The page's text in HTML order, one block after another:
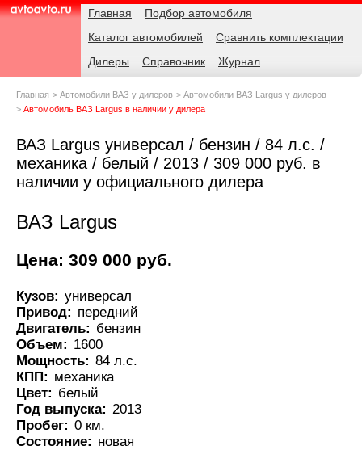
AvtoAvto.ru
Навигация Главная
Подбор автомобиля
Каталог автомобилей
Сравнить комплектации
Дилеры
Справочник Журнал
Родительские
Главная Автомобили ВАЗ у дилеров
Автомобили ВАЗ Largus у дилеров
Автомобиль ВАЗ Largus в наличии у дилера
ВАЗ Largus универсал / бензин / 84 л.с. /
механика / белый / 2013 / 309 000 руб. в
наличии у официального дилера
ВАЗ Largus
Цена: 309 000 руб.
Кузов: универсал
Привод: передний
Двигатель: бензин
Объем: 1600
Мощность: 84 л.с.
КПП: механика
Цвет: белый
Год выпуска: 2013
Пробег: 0 км.
Состояние: новая